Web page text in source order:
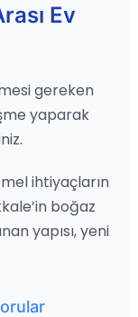
Ev
gereken
yaparak
ihtiyaçların
boğaz
yapısı, yeni